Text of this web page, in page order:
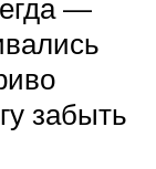
—
забыть